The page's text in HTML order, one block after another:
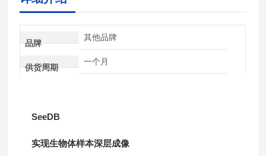
品牌
其他品牌
供货周期
一个月
SeeDB
实现生物体样本深层成像